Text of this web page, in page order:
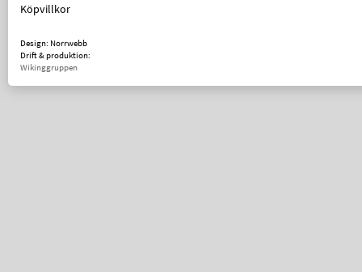
Köpvillkor
Design: Norrwebb
Drift & produktion:
Wikinggruppen